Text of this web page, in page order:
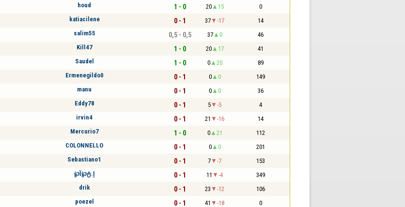
houd 1 - 0 20 15 0
katiacilene 0 - 1 37 -17 14
salim55 0,5 - 0,5 37 0 46
Kill47 1 - 0 20 17 41
Saudel 1 - 0 0 20 89
Ermenegildo0 0 - 1 0 0 149
manu 0 - 1 0 0 36
Eddy78 0 - 1 5 -5 4
irvin4 0 - 1 21 -16 14
Mercurio7 1 - 0 0 21 112
COLONNELLO 0 - 1 0 0 201
Sebastiano1 0 - 1 7 -7 153
℘Ĭ℘ტ.ḽ 0 - 1 11 -4 349
drik 0 - 1 23 -12 106
poezel 0 - 1 41 -18 0